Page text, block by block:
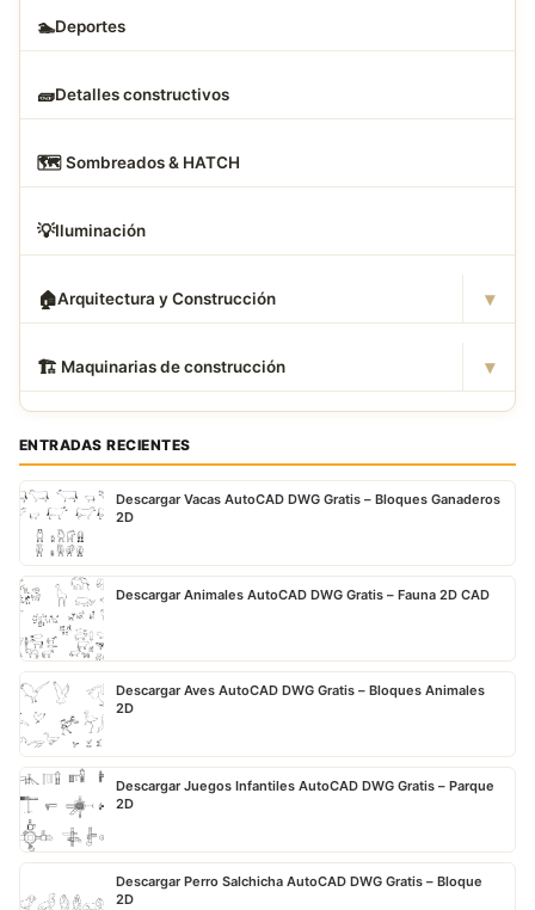
🏊Deportes
🧱Detalles constructivos
🗺️ Sombreados & HATCH
💡Iluminación
🏠Arquitectura y Construcción ▾
🏗 ️ Maquinarias de construcción ▾
ENTRADAS RECIENTES
Descargar Vacas AutoCAD DWG Gratis – Bloques Ganaderos
2D
Descargar Animales AutoCAD DWG Gratis – Fauna 2D CAD
Descargar Aves AutoCAD DWG Gratis – Bloques Animales
2D
Descargar Juegos Infantiles AutoCAD DWG Gratis – Parque
2D
Descargar Perro Salchicha AutoCAD DWG Gratis – Bloque
2D